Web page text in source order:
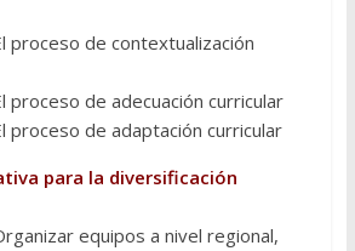
proceso de contextualización
proceso de adecuación curricular
proceso de adaptación curricular
para la diversificación
equipos a nivel regional,